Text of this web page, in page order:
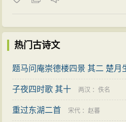
《批判》12卷。其师友对《批
虽多，但能切情入理、雅俗共
樊增祥这一时期的诗，有少
他在《再题岳王庙壁》的诗中
风波亭事剧悲辛。灰中缚虎添
热门古诗文
题马问庵崇德楼四景 其二 楚月
子夜四时歌 其十 两汉 ：佚名
重过东湖二首 宋代 ：赵蕃